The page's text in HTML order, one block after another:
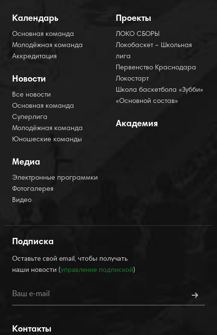
Календарь
Основная команда
Молодёжная команда
Аккредитация
Новости
Все новости
Основная команда
Суперлига
Молодёжная команда
Юношеские команды
Медиа
Электронные программки
Фотогалерея
Видео
Проекты
ЛОКО СБОРЫ
Локобаскет – Школьная
лига
Первенство Краснодара
Локостарт
Школа баскетбола «Зубби»
«Основной состав»
Академия
Подписка
Оставьте свой email, чтобы получать
наши новости (управление подпиской)
Контакты